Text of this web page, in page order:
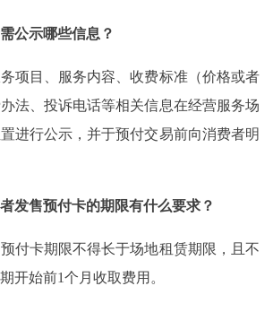
示哪些信息？
目、服务内容、收费标准（价格或者
法、投诉电话等相关信息在经营服务场
进行公示，并于预付交易前向消费者明
售预付卡的期限有什么要求？
卡期限不得长于场地租赁期限，且不
开始前1个月收取费用。